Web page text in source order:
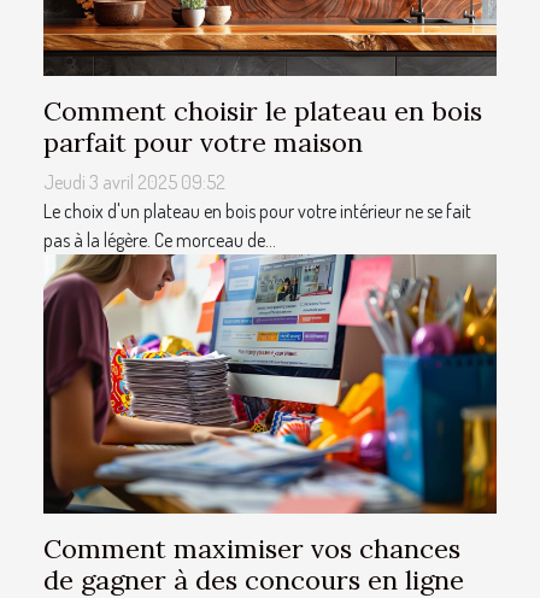
Comment choisir le plateau en bois
parfait pour votre maison
Jeudi 3 avril 2025 09:52
Le choix d'un plateau en bois pour votre intérieur ne se fait
pas à la légère. Ce morceau de...
Comment maximiser vos chances
de gagner à des concours en ligne